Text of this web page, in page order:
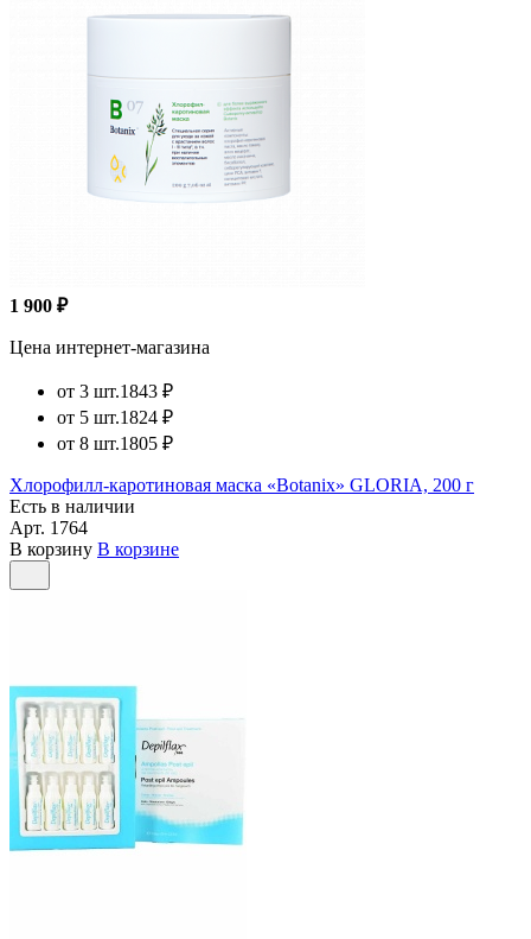
1 900 ₽
Цена интернет-магазина
от 3 шт.1843 ₽
от 5 шт.1824 ₽
от 8 шт.1805 ₽
Хлорофилл-каротиновая маска «Botanix» GLORIA, 200 г
Есть в наличии
Арт. 1764
В корзину В корзине